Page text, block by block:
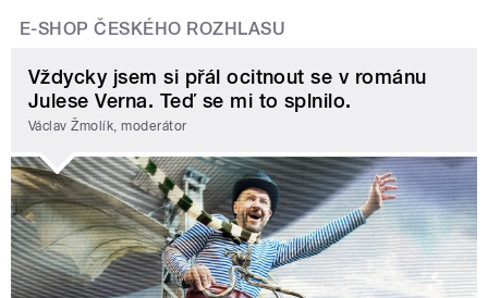
E-SHOP ČESKÉHO ROZHLASU
Vždycky jsem si přál ocitnout se v románu
Julese Verna. Teď se mi to splnilo.
Václav Žmolík, moderátor